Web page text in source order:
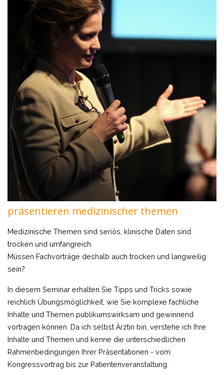
präsentieren medizinischer themen
Medizinische Themen sind seriös, klinische Daten sind
trocken und umfangreich.
Müssen Fachvorträge deshalb auch trocken und langweilig
sein?
In diesem Seminar erhalten Sie Tipps und Tricks sowie
reichlich Übungsmöglichkeit, wie Sie komplexe fachliche
Inhalte und Themen publikumswirksam und gewinnend
vortragen können. Da ich selbst Ärztin bin, verstehe ich Ihre
Inhalte und Themen und kenne die unterschiedlichen
Rahmenbedingungen Ihrer Präsentationen - vom
Kongressvortrag bis zur Patientenveranstaltung.